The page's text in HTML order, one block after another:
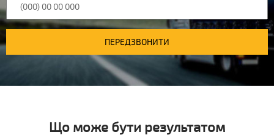
ПЕРЕДЗВОНИТИ
Що може бути результатом